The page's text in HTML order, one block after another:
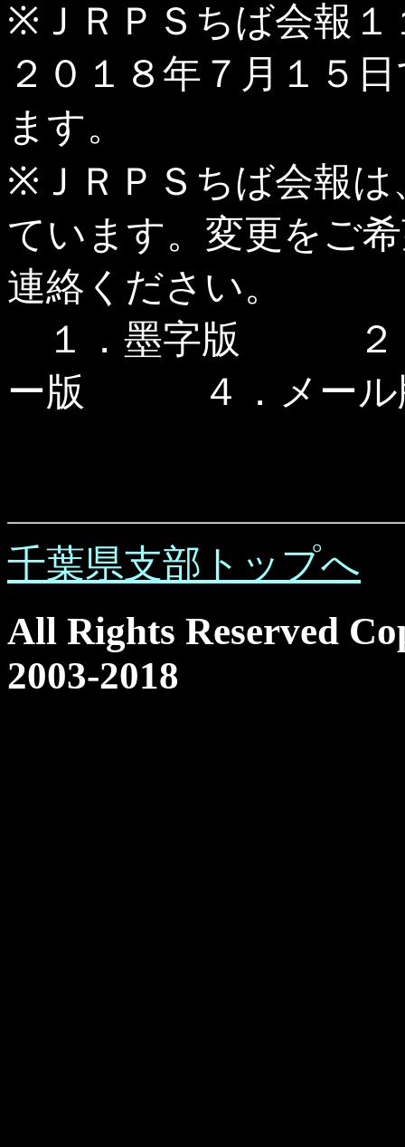
※ＪＲＰＳちば会報１
２０１８年７月１５
ます。
※ＪＲＰＳちば会報は
ています。変更をご
連絡ください。
１．墨字版 ２
ー版 ４．メール
千葉県支部トップへ
All Rights Reserved
2003-2018